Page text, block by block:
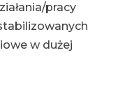
pracy
w dużej